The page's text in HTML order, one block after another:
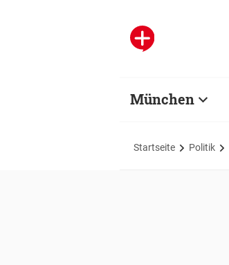
München
Startseite Politik